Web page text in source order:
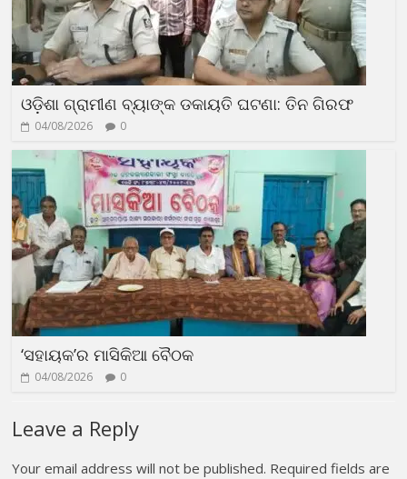
ଓଡ଼ିଶା ଗ୍ରାମୀଣ ବ୍ୟାଙ୍କ ଡକାୟତି ଘଟଣା: ତିନ ଗିରଫ
04/08/2026 0
‘ସହାୟକ’ର ମାସିକିଆ ବୈଠକ
04/08/2026 0
Leave a Reply
Your email address will not be published. Required fields are